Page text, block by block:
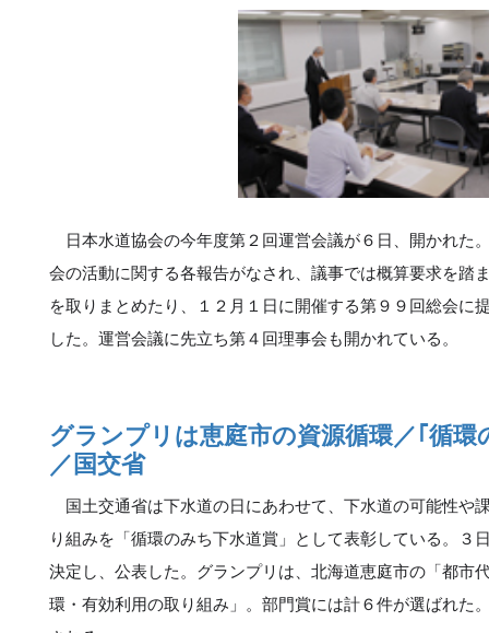
日本水道協会の今年度第２回運営会議が６日、開かれた
会の活動に関する各報告がなされ、議事では概算要求を踏
を取りまとめたり、１２月１日に開催する第９９回総会に
した。運営会議に先立ち第４回理事会も開かれている。
グランプリは恵庭市の資源循環／｢循
／国交省
国土交通省は下水道の日にあわせて、下水道の可能性や
り組みを「循環のみち下水道賞」として表彰している。３
決定し、公表した。グランプリは、北海道恵庭市の「都市
環・有効利用の取り組み」。部門賞には計６件が選ばれた